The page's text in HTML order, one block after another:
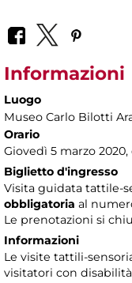
Informazioni
Luogo
Museo Carlo Bilotti
Orario
Giovedì 5 marzo 2020,
Biglietto d'ingresso
Visita guidata tattile-
obbligatoria al
Le prenotazioni si
Informazioni
Le visite tattili-
visitatori con disabilità